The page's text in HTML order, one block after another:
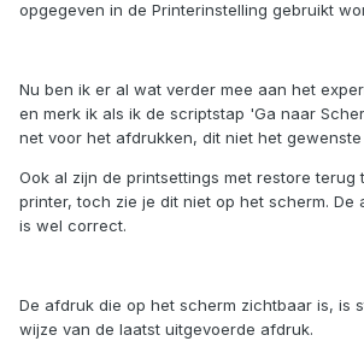
opgegeven in de Printerinstelling gebruikt
Nu ben ik er al wat verder mee aan het
en merk ik als ik de scriptstap 'Ga naar
net voor het afdrukken, dit niet het
Ook al zijn de printsettings met restore terug
printer, toch zie je dit niet op het scherm. De
is wel correct.
De afdruk die op het scherm zichtbaar is, is
wijze van de laatst uitgevoerde afdruk.